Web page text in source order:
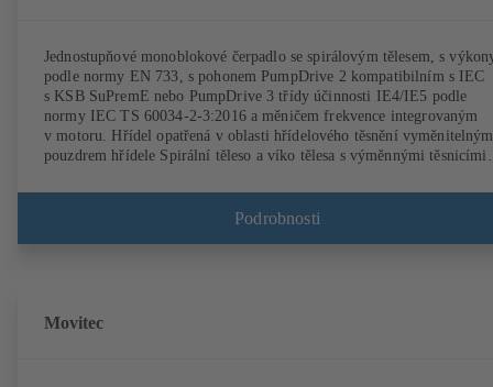
Jednostupňové monoblokové čerpadlo se spirálovým tělesem, s
podle normy EN 733, s pohonem PumpDrive 2 kompatibilním s IEC
s KSB SuPremE nebo PumpDrive 3 třídy účinnosti IE4/IE5 podle
normy IEC TS 60034-2-3:2016 a měničem frekvence integrovaným
v motoru. Hřídel opatřená v oblasti hřídelového těsnění vyměnitelným
pouzdrem hřídele Spirální těleso a víko tělesa s výměnnými těsnicími
Upevňovací body vyhovují IEC 60072, rozměry pláště podle
DIN V 42673 (07-2011). K dostání v provedení ATEX. Daleko před
Podrobnosti
Movitec